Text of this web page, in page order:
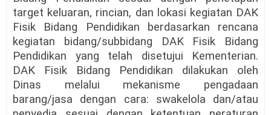
target keluaran, rincian, dan lokasi kegiatan DAK
Fisik Bidang Pendidikan berdasarkan rencana
kegiatan bidang/subbidang DAK Fisik Bidang
Pendidikan yang telah disetujui Kementerian.
DAK Fisik Bidang Pendidikan dilakukan oleh
Dinas melalui mekanisme pengadaan
barang/jasa dengan cara: swakelola dan/atau